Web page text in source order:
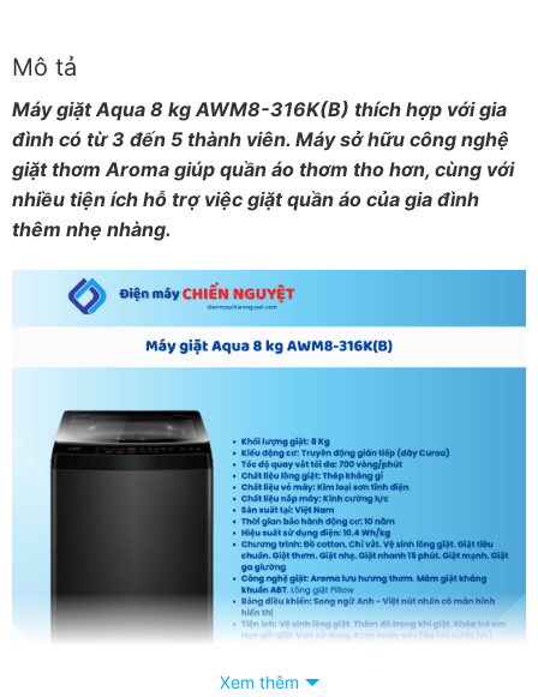
Mô tả
Máy giặt Aqua 8 kg AWM8-316K(B) thích hợp với gia
đình có từ 3 đến 5 thành viên. Máy sở hữu công nghệ
giặt thơm Aroma giúp quần áo thơm tho hơn, cùng với
nhiều tiện ích hỗ trợ việc giặt quần áo của gia đình
thêm nhẹ nhàng.
Xem thêm